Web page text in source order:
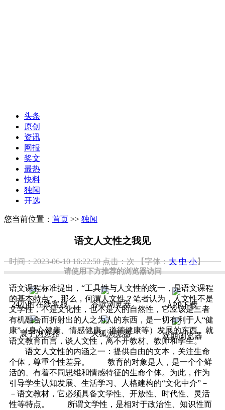
请使用下方推荐的浏览器访问
24小时在线客服 谷歌浏览器 APP下载
寰宇浏览器 火狐浏览器 欧朋浏览器
头条
原创
资讯
网报
奖文
最热
快料
独闻
开选
您当前位置： 首页 >> 独闻
语文人文性之我见
时间：2023-06-10 16:22:50点击：次 【字体：大 中 小】
语文课程标准提出，“工具性与人文性的统一，是语文课程
的基本特点”。那么，何谓人文性？笔者认为，人文性不是
文学性，不是文化性，也不是人的自然性，它应该是三者
有机融合而折射出的人之为人的东西，是一切有利于人“健
康”（身心健康、情感健康、道德健康等）发展的东西。就
语文教育而言，谈人文性，离不开教材、教师和学生。
语文人文性的内涵之一：提供自由的文本，关注生命
个体，尊重个性差异。 教育的对象是人，是一个个鲜
活的、有着不同思维和情感特征的生命个体。为此，作为
引导学生认知发展、生活学习、人格建构的“文化中介”－
－语文教材，它必须具备文学性、开放性、时代性、灵活
性等特点。 所谓文学性，是相对于政治性、知识性而